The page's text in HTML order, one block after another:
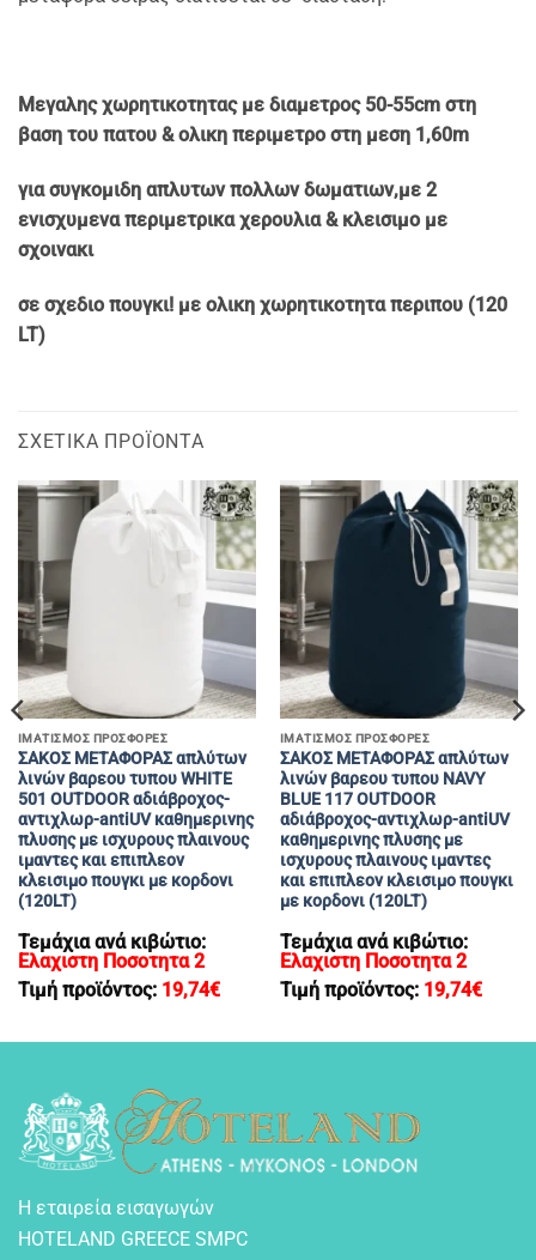
Mεγαλης χωρητικοτητας με διαμετρος 50-55cm στη
βαση του πατου & ολικη περιμετρο στη μεση 1,60m
για συγκομιδη απλυτων πολλων δωματιων,με 2
ενισχυμενα περιμετρικα χερουλια & κλεισιμο με
σχοινακι
σε σχεδιο πουγκι! με ολικη χωρητικοτητα περιπου (120
LT)
ΣΧΕΤΙΚΆ ΠΡΟΪΌΝΤΑ
ΙΜΑΤΙΣΜΟΣ ΠΡΟΣΦΟΡΕΣ
ΣΑΚΟΣ ΜΕΤΑΦΟΡΑΣ απλύτων
λινών βαρεου τυπου WHITE
501 OUTDOOR αδιάβροχος-
αντιχλωρ-antiUV καθημερινης
πλυσης με ισχυρους πλαινους
ιμαντες και επιπλεον
κλεισιμο πουγκι με κορδονι
(120LT)
Τεμάχια ανά κιβώτιο:
Ελαχιστη Ποσοτητα 2
Τιμή προϊόντος: 19,74€
ΙΜΑΤΙΣΜΟΣ ΠΡΟΣΦΟΡΕΣ
ΣΑΚΟΣ ΜΕΤΑΦΟΡΑΣ απλύτων
λινών βαρεου τυπου NAVY
BLUE 117 OUTDOOR
αδιάβροχος-αντιχλωρ-antiUV
καθημερινης πλυσης με
ισχυρους πλαινους ιμαντες
και επιπλεον κλεισιμο πουγκι
με κορδονι (120LT)
Τεμάχια ανά κιβώτιο:
Ελαχιστη Ποσοτητα 2
Τιμή προϊόντος: 19,74€
Η εταιρεία εισαγωγών
HOTELAND GREECE SMPC